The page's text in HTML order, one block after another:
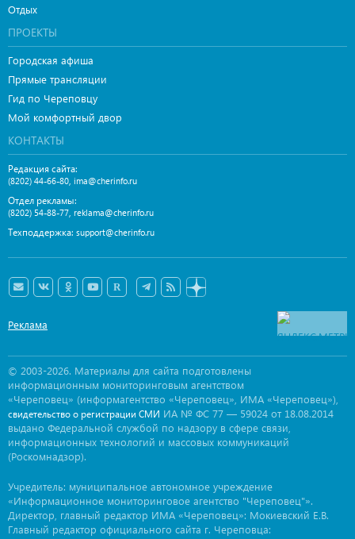
Отдых
ПРОЕКТЫ
Городская афиша
Прямые трансляции
Гид по Череповцу
Мой комфортный двор
КОНТАКТЫ
Редакция сайта:
(8202) 44-66-80 ima@cherinfo.ru
Отдел рекламы:
(8202) 54-88-77 reklama@cherinfo.ru
Техподдержка: support@cherinfo.ru
Реклама
© 2003-2026. Материалы для сайта подготовлены
информационным мониторинговым агентством
«Череповец» (информагентство «Череповец», ИМА «Череповец»),
свидетельство о регистрации СМИ ИА № ФС 77 — 59024 от 18.08.2014
выдано Федеральной службой по надзору в сфере связи,
информационных технологий и массовых коммуникаций
(Роскомнадзор).
Учредитель: муниципальное автономное учреждение
«Информационное мониторинговое агентство "Череповец"».
Директор, главный редактор ИМА «Череповец»: Мокиевский Е.В.
Главный редактор официального сайта г. Череповца: